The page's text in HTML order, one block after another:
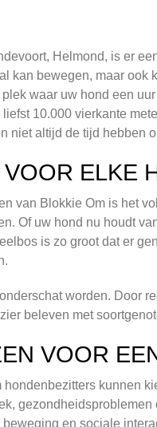
Helmond, is er
kan bewegen, maar
waar uw hond een
10.000 vierkante
niet altijd de tijd hebben
ELKE
van Blokkie Om is het
Of uw hond nu houdt
is zo groot dat er
worden. Door
beleven met
VOOR
kunnen
en sociale